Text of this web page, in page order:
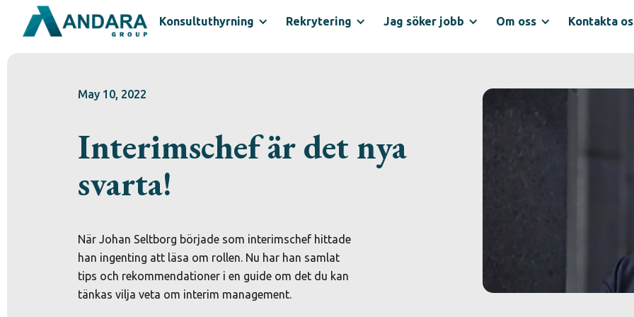
Konsultuthyrning Rekrytering Jag söker jobb Om oss Kontakta
May 10, 2022
Interimschef är det nya
svarta!
När Johan Seltborg började som interimschef hittade
han ingenting att läsa om rollen. Nu har han samlat
tips och rekommendationer i en guide om det du kan
tänkas vilja veta om interim management.